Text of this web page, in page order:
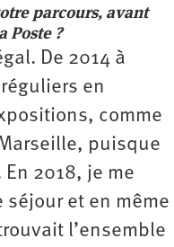
parcours, avant
Poste ?
De 2014 à
en
comme
puisque
2018, je me
et en même
l’ensemble